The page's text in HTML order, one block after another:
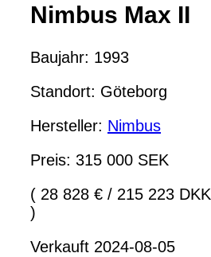
Nimbus Max II
Baujahr: 1993
Standort: Göteborg
Hersteller: Nimbus
Preis: 315 000 SEK
( 28 828 € / 215 223 DKK
)
Verkauft 2024-08-05